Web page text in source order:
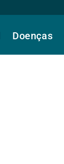
Doenças